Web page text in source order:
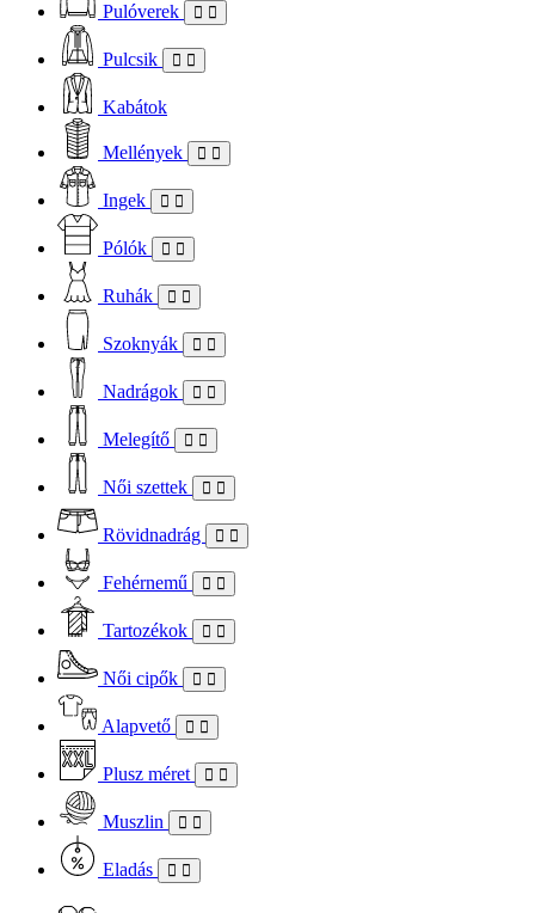
Pulóverek
Pulcsik
Kabátok
Mellények
Ingek
Pólók
Ruhák
Szoknyák
Nadrágok
Melegítő
Női szettek
Rövidnadrág
Fehérnemű
Tartozékok
Női cipők
Alapvető
Plusz méret
Muszlin
Eladás